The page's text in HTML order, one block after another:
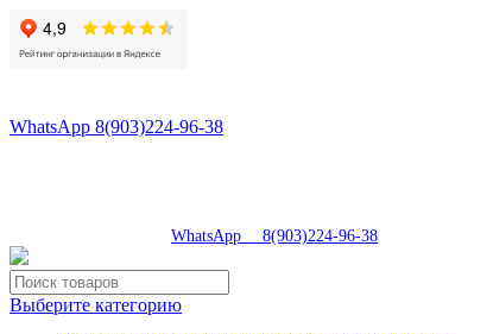
WhatsApp 8(903)224-96-38
WhatsApp 8(903)224-96-38
Выберите категорию